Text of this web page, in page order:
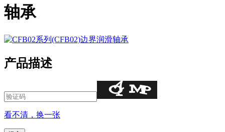
轴承
产品描述
看不清，换一张